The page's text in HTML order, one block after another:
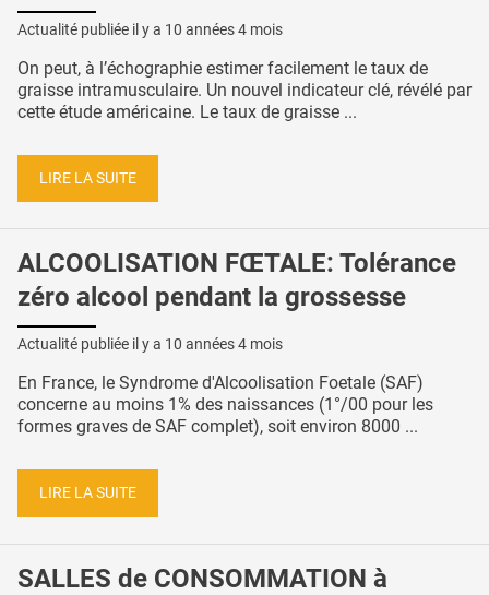
Actualité publiée il y a 10 années 4 mois
On peut, à l’échographie estimer facilement le taux de
graisse intramusculaire. Un nouvel indicateur clé, révélé par
cette étude américaine. Le taux de graisse ...
LIRE LA SUITE
ALCOOLISATION FŒTALE: Tolérance
zéro alcool pendant la grossesse
Actualité publiée il y a 10 années 4 mois
En France, le Syndrome d'Alcoolisation Foetale (SAF)
concerne au moins 1% des naissances (1°/00 pour les
formes graves de SAF complet), soit environ 8000 ...
LIRE LA SUITE
SALLES de CONSOMMATION à